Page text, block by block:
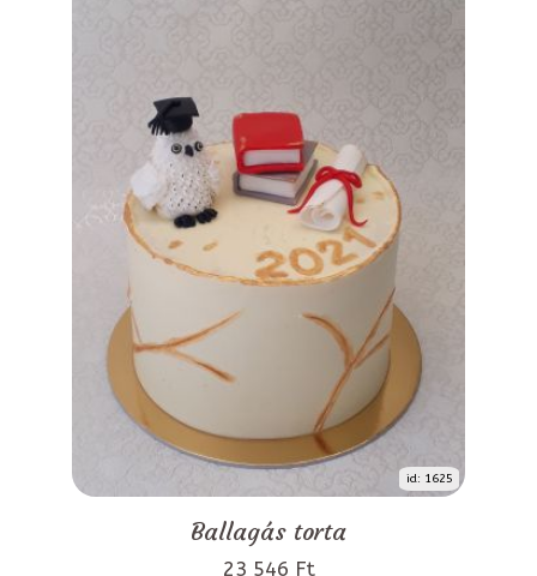
id: 1625
Ballagás torta
23 546 Ft